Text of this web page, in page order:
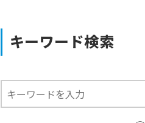
キーワード検索